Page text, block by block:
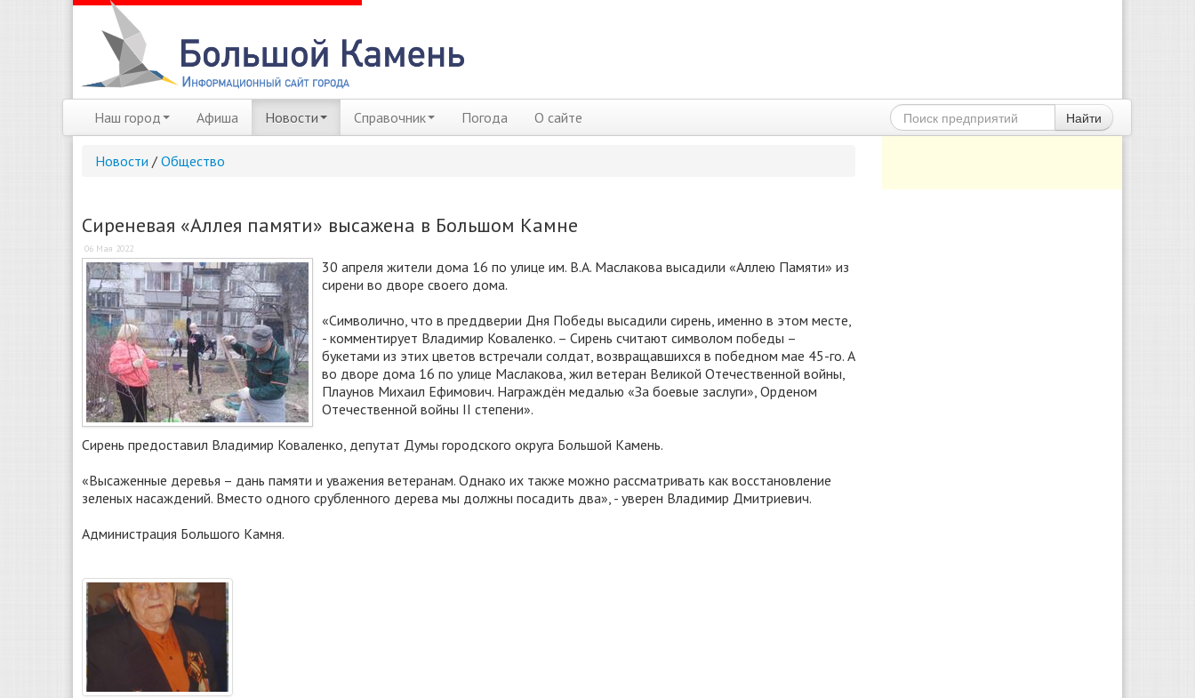
Наш город Афиша Новости Справочник Погода О сайте Найти
Новости / Общество
Сиреневая «Аллея памяти» высажена в Большом Камне
06 Мая 2022
30 апреля жители дома 16 по улице им. В.А. Маслакова высадили «Аллею Памяти» из
сирени во дворе своего дома.
«Символично, что в преддверии Дня Победы высадили сирень, именно в этом месте,
- комментирует Владимир Коваленко. – Сирень считают символом победы –
букетами из этих цветов встречали солдат, возвращавшихся в победном мае 45-го. А
во дворе дома 16 по улице Маслакова, жил ветеран Великой Отечественной войны,
Плаунов Михаил Ефимович. Награждён медалью «За боевые заслуги», Орденом
Отечественной войны II степени».
Сирень предоставил Владимир Коваленко, депутат Думы городского округа Большой Камень.
«Высаженные деревья – дань памяти и уважения ветеранам. Однако их также можно рассматривать как восстановление
зеленых насаждений. Вместо одного срубленного дерева мы должны посадить два», - уверен Владимир Дмитриевич.
Администрация Большого Камня.